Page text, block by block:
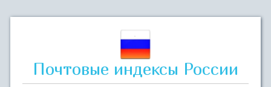
Почтовые индексы России